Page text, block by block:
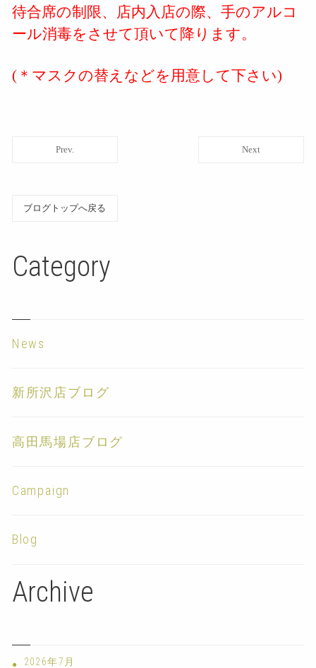
待合席の制限、店内入店の際、手のアルコ
ール消毒をさせて頂いて降ります。
(＊マスクの替えなどを用意して下さい)
Prev. Next
ブログトップへ戻る
Category
News
新所沢店ブログ
高田馬場店ブログ
Campaign
Blog
Archive
2026年7月